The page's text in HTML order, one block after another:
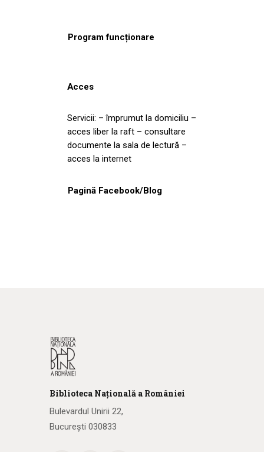
Program funcționare
Acces
Servicii: – împrumut la domiciliu –
acces liber la raft – consultare
documente la sala de lectură –
acces la internet
Pagină Facebook/Blog
Biblioteca Națională a României
Bulevardul Unirii 22,
București 030833